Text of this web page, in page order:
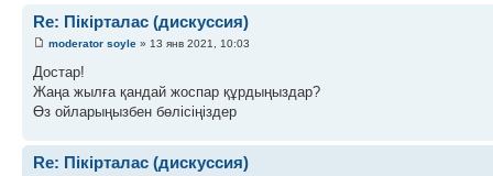
Re: Пікірталас (дискуссия)
moderator soyle » 13 янв 2021, 10:03
Достар!
Жаңа жылға қандай жоспар құрдыңыздар?
Өз ойларыңызбен бөлісіңіздер
Re: Пікірталас (дискуссия)